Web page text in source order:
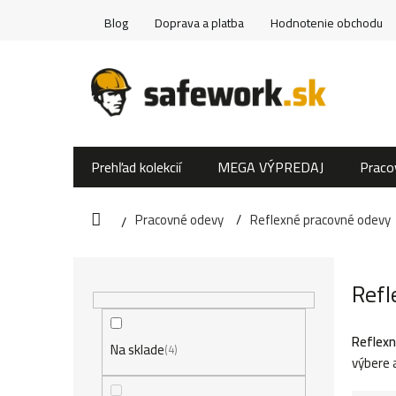
Blog Doprava a platba Hodnotenie obchodu
Prehľad kolekcií MEGA VÝPREDAJ
DomovPracovné odevy Reflexné pracovné odevy
Na sklade 4
výbere